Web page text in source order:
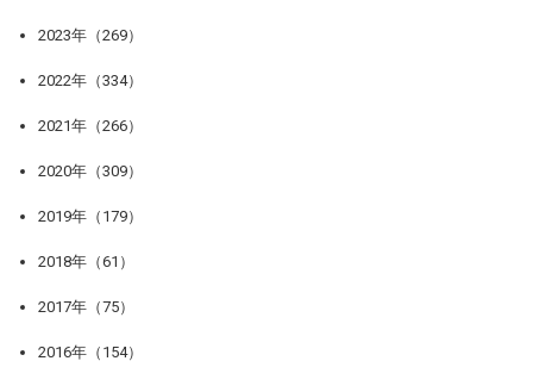
2023年（269）
2022年（334）
2021年（266）
2020年（309）
2019年（179）
2018年（61）
2017年（75）
2016年（154）